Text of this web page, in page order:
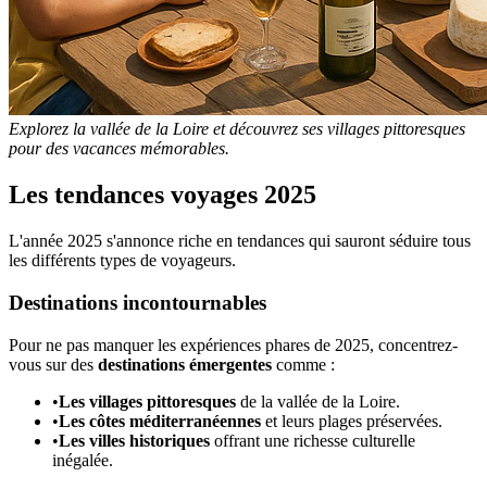
Explorez la vallée de la Loire et découvrez ses villages pittoresques
pour des vacances mémorables.
Les tendances voyages 2025
L'année 2025 s'annonce riche en tendances qui sauront séduire tous
les différents types de voyageurs.
Destinations incontournables
Pour ne pas manquer les expériences phares de 2025, concentrez-
vous sur des destinations émergentes comme :
•Les villages pittoresques de la vallée de la Loire.
•Les côtes méditerranéennes et leurs plages préservées.
•Les villes historiques offrant une richesse culturelle
inégalée.